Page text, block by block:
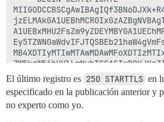
n4Q/
tKngYEQMx/IC/
El último registro es 250 STARTTLS en
especificado en la publicación anterior y
no experto como yo.